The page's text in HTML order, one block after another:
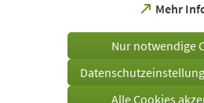
Mehr
(Öffnet
einem
Tab)
Nur notwendige
Alle Cookies